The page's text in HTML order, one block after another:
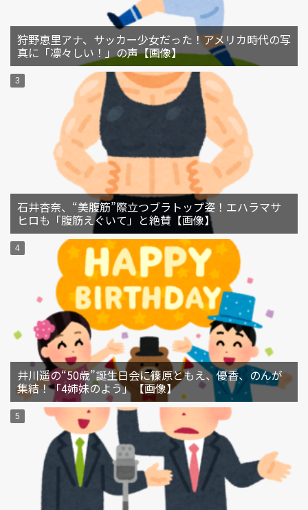
狩野恵里アナ、サッカー少女だった！アメリカ時代の写
真に「凛々しい！」の声【画像】
石井杏奈、“美腹筋”際立つブラトップ姿！エハラマサ
ヒロも「腹筋えぐいて」と絶賛【画像】
井川遥の“50歳”誕生日会に篠原ともえ、優香、のんが
集結！「4姉妹のよう」【画像】